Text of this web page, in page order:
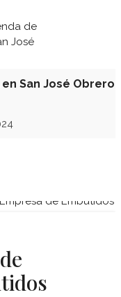
San José Obrero